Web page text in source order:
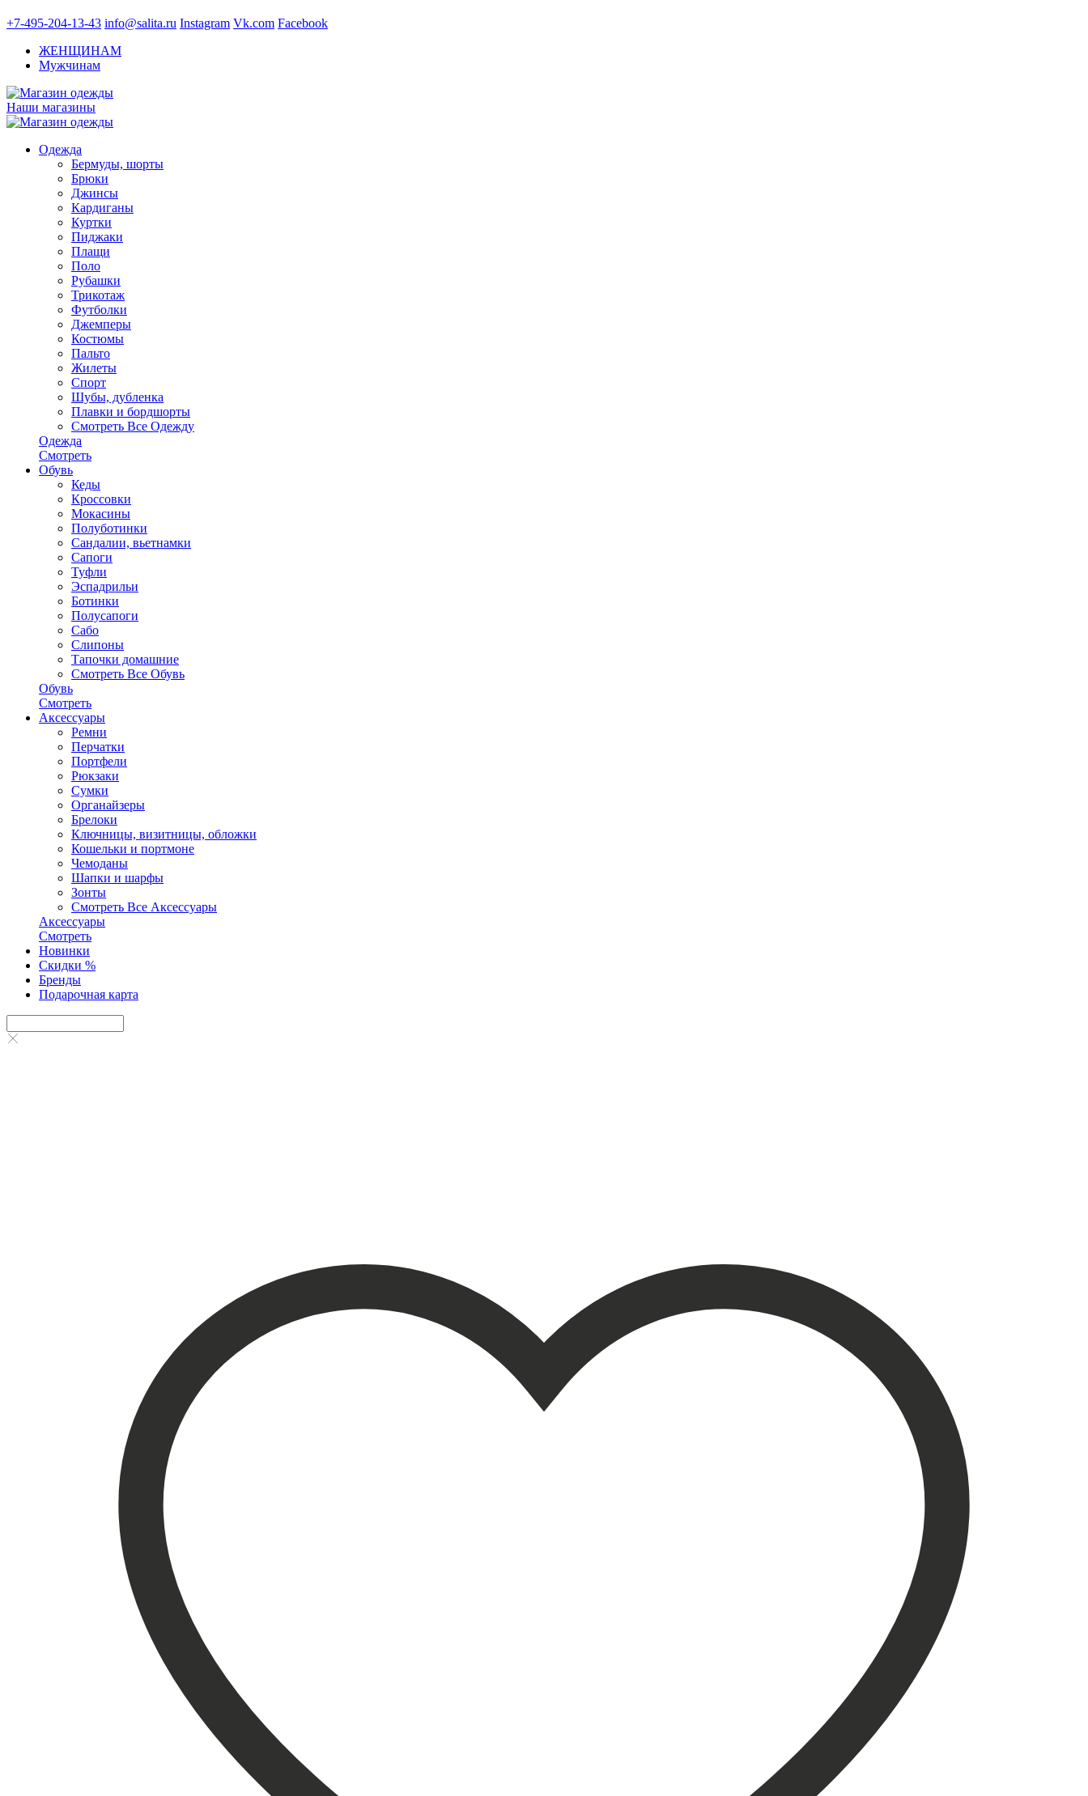
+7-495-204-13-43 info@salita.ru Instagram Vk.com Facebook
ЖЕНЩИНАМ
Мужчинам
Наши магазины
Одежда
Бермуды, шорты
Брюки
Джинсы
Кардиганы
Куртки
Пиджаки
Плащи
Поло
Рубашки
Трикотаж
Футболки
Джемперы
Костюмы
Пальто
Жилеты
Спорт
Шубы, дубленка
Плавки и бордшорты
Смотреть Все Одежду
Одежда
Смотреть
Обувь
Кеды
Кроссовки
Мокасины
Полуботинки
Сандалии, вьетнамки
Сапоги
Туфли
Эспадрильи
Ботинки
Полусапоги
Сабо
Слипоны
Тапочки домашние
Смотреть Все Обувь
Обувь
Смотреть
Аксесcуары
Ремни
Перчатки
Портфели
Рюкзаки
Сумки
Органайзеры
Брелоки
Ключницы, визитницы, обложки
Кошельки и портмоне
Чемоданы
Шапки и шарфы
Зонты
Смотреть Все Аксесcуары
Аксесcуары
Смотреть
Новинки
Скидки %
Бренды
Подарочная карта